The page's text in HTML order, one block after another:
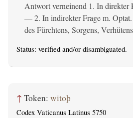
Antwort verneinend 1. In direkter
— 2. In indirekter Frage m.
des Fürchtens, Sorgens, Verhütens
Status: verified and/or disambiguated.
↑ Token: witoþ
Codex Vaticanus Latinus 5750